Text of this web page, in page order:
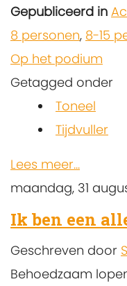
Gepubliceerd in
8 personen, 8-15
Op het podium
Getagged onder
Toneel
Tijdvuller
Lees meer...
maandag, 31
Ik ben een
Geschreven door
Behoedzaam